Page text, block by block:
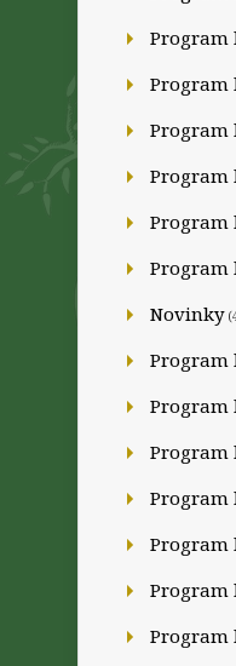
Program
Program
Program
Program
Program
Program
Novinky
Program
Program
Program
Program
Program
Program
Program